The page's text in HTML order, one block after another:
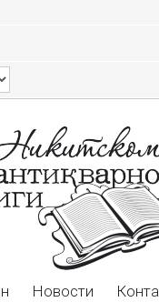
Новости